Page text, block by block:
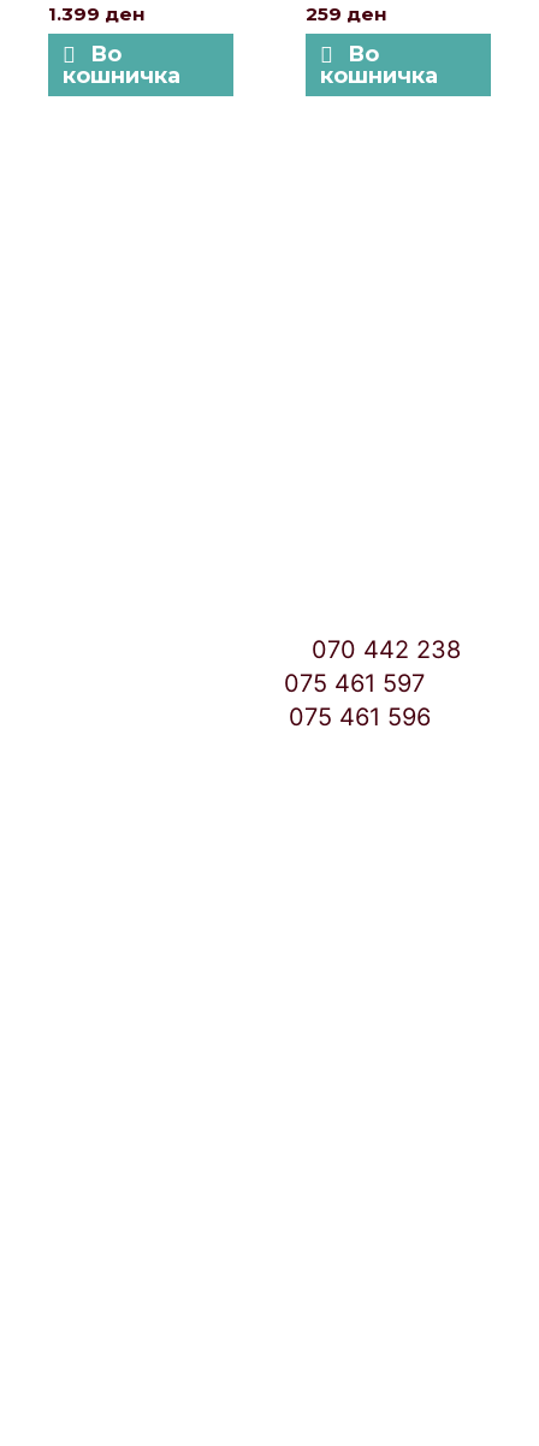
1.399 ден
Во
кошничка
259 ден
Во
кошничка
070 442 238
075 461 597
075 461 596